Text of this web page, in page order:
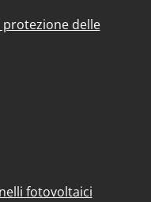
delle
fotovoltaici